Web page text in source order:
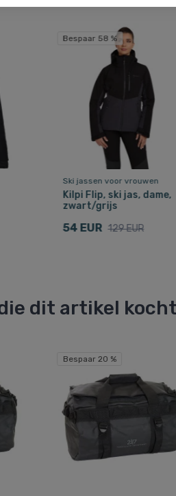
Bespaar 58 %
Ski jassen voor vrouwen
Kilpi Flip, ski jas, dame,
zwart/grijs
54 EUR 129 EUR
dit artikel
Bespaar 20 %